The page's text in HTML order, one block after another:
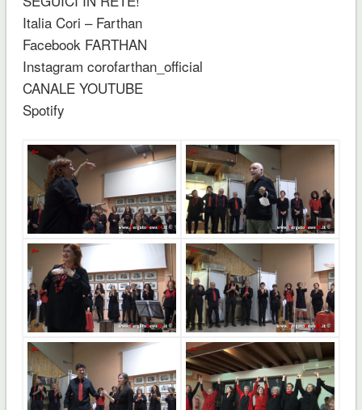
Italia Cori – Farthan
Facebook FARTHAN
Instagram corofarthan_official
CANALE YOUTUBE
Spotify